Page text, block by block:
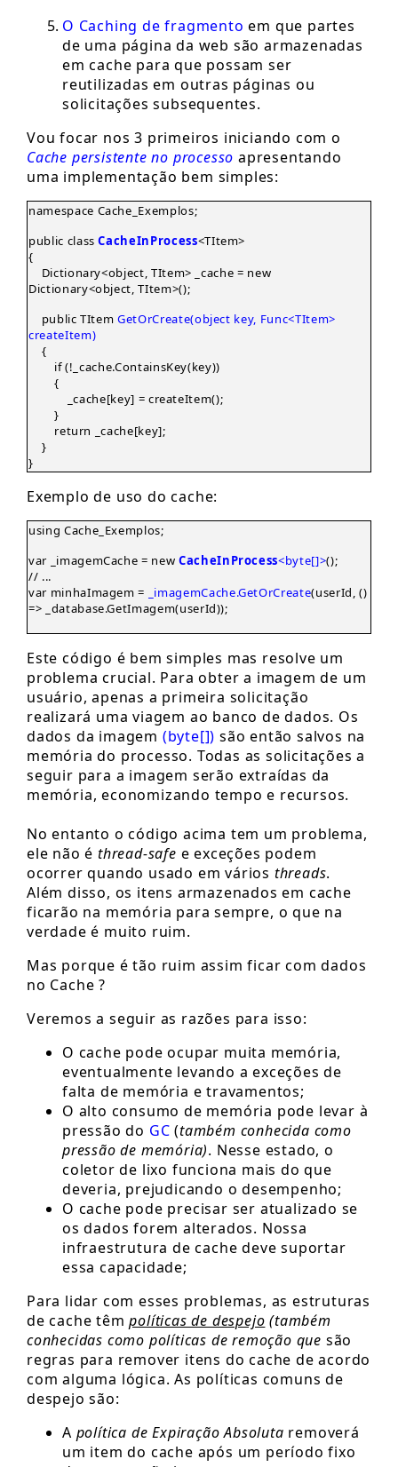
O Caching de fragmentoem que partes
de uma página da web são armazenadas
em cache para que possam ser
reutilizadas em outras páginas ou
solicitações subsequentes.
Vou focar nos 3 primeiros iniciando com o
Cache persistente no processo apresentando
uma implementação bem simples:
namespace Cache_Exemplos;
public classCacheInProcess<TItem>
{
Dictionary<object, TItem> _cache = new
Dictionary<object, TItem>();
public TItem GetOrCreate(object key, Func<TItem>
createItem)
{
if (!_cache.ContainsKey(key))
{
_cache[key] = createItem();
}
return _cache[key];
}
}
Exemplo de uso do cache:
using Cache_Exemplos;
var _imagemCache = new CacheInProcess<byte[]>();
// ...
var minhaImagem =
_imagemCache.GetOrCreate(userId, ()
=> _database.GetImagem(userId));
Este código é bem simples mas resolve um
problema crucial. Para obter a imagem de um
usuário, apenas a primeira solicitação
realizará uma viagem ao banco de dados. Os
dados da imagem (byte[]) são então salvos na
memória do processo. Todas as solicitações a
seguir para a imagem serão extraídas da
memória, economizando tempo e recursos.
No entanto o código acima tem um problema,
ele não éthread-safe e exceções podem
ocorrer quando usado em vários threads.
Além disso, os itens armazenados em cache
ficarão na memória para sempre, o que na
verdade é muito ruim.
Mas porque é tão ruim assim ficar com dados
no Cache ?
Veremos a seguir as razões para isso:
O cache pode ocupar muita memória,
eventualmente levando a exceções de
falta de memória e travamentos;
O alto consumo de memória pode levar à
pressão do GC (também conhecida como
pressão de memória). Nesse estado, o
coletor de lixo funciona mais do que
deveria, prejudicando o desempenho;
O cache pode precisar ser atualizado se
os dados forem alterados. Nossa
infraestrutura de cache deve suportar
essa capacidade;
Para lidar com esses problemas, as estruturas
de cache têmpolíticas de despejo (também
conhecidas como políticas de remoção que são
regras para remover itens do cache de acordo
com alguma lógica. As políticas comuns de
despejo são:
A política de Expiração Absoluta removerá
um item do cache após um período fixo